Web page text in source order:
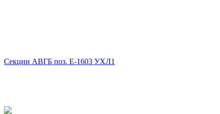
Секции АВГБ поз. Е-1603 УХЛ1